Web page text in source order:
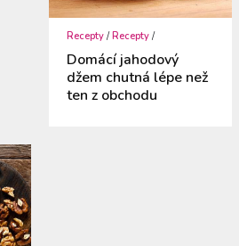
Recepty /Recepty /
Domácí jahodový
džem chutná lépe než
ten z obchodu